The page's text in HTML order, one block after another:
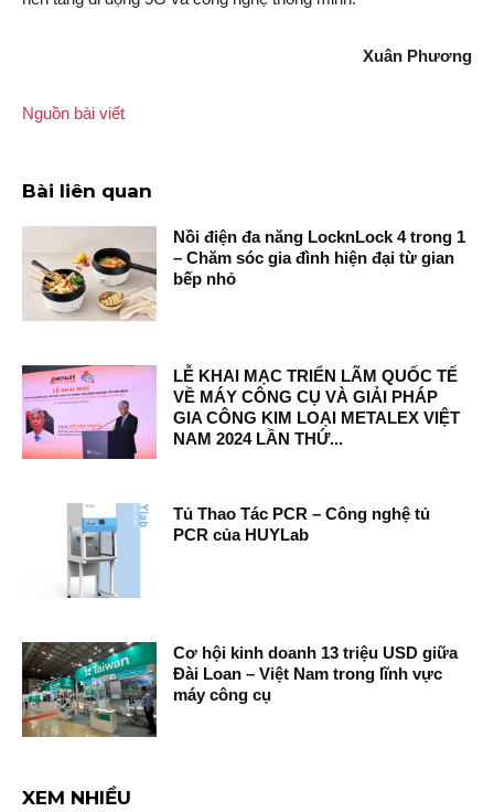
Xuân Phương
Nguồn bài viết
Bài liên quan
Nồi điện đa năng LocknLock 4 trong 1
– Chăm sóc gia đình hiện đại từ gian
bếp nhỏ
LỄ KHAI MẠC TRIỂN LÃM QUỐC TẾ
VỀ MÁY CÔNG CỤ VÀ GIẢI PHÁP
GIA CÔNG KIM LOẠI METALEX VIỆT
NAM 2024 LẦN THỨ...
Tủ Thao Tác PCR – Công nghệ tủ
PCR của HUYLab
Cơ hội kinh doanh 13 triệu USD giữa
Đài Loan – Việt Nam trong lĩnh vực
máy công cụ
XEM NHIỀU